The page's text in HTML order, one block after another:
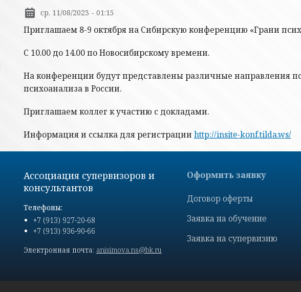
ср, 11/08/2023 - 01:15
Приглашаем 8-9 октября на Сибирскую конференцию «Грани
С 10.00 до 14.00 по Новосибирскому времени.
На конференции будут представлены различные направления
психоанализа в России.
Приглашаем коллег к участию с докладами.
Информация и ссылка для регистрации http://insite-konf.tilda.ws/
Ассоциация супервизоров и
консультантов
Телефоны:
+7 (913) 927-20-68
+7 (913) 936-90-66
Электронная почта: anisimova.ns@bk.ru
Оформить заявку
Договор оферты
Заявка на обучение
Заявка на супервизию